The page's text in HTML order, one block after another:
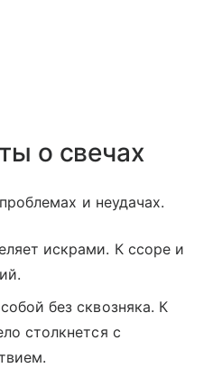
о свечах
и неудачах.
искрами. К ссоре и
без сквозняка. К
столкнется с